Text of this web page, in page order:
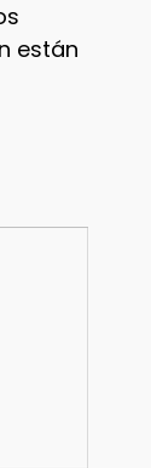
están